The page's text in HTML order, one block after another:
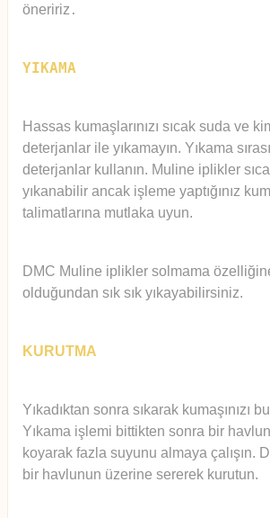
öneririz .
YIKAMA
Hassas kumaşlarınızı sıcak suda ve
deterjanlar ile yıkamayın. Yıkama
deterjanlar kullanın. Muline iplikler
yıkanabilir ancak işleme yaptığınız
talimatlarına mutlaka uyun.
DMC Muline iplikler solmama
olduğundan sık sık yıkayabilirsiniz.
KURUTMA
Yıkadıktan sonra sıkarak kumaşınızı
Yıkama işlemi bittikten sonra bir
koyarak fazla suyunu almaya çalışın.
bir havlunun üzerine sererek kurutun.